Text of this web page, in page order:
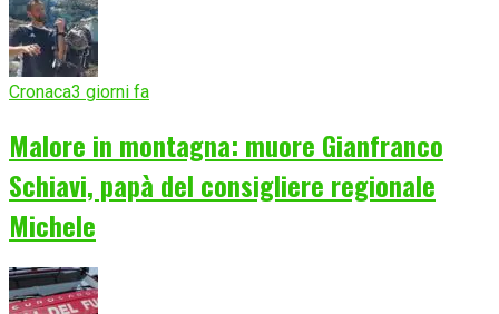
Cronaca3 giorni fa
Malore in montagna: muore Gianfranco
Schiavi, papà del consigliere regionale
Michele